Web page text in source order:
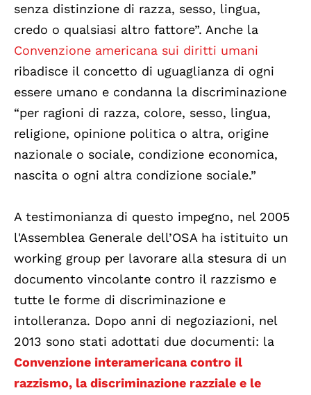
senza distinzione di razza, sesso, lingua,
credo o qualsiasi altro fattore”. Anche la
Convenzione americana sui diritti umani
ribadisce il concetto di uguaglianza di ogni
essere umano e condanna la discriminazione
“per ragioni di razza, colore, sesso, lingua,
religione, opinione politica o altra, origine
nazionale o sociale, condizione economica,
nascita o ogni altra condizione sociale.”
A testimonianza di questo impegno, nel 2005
l'Assemblea Generale dell’OSA ha istituito un
working group per lavorare alla stesura di un
documento vincolante contro il razzismo e
tutte le forme di discriminazione e
intolleranza. Dopo anni di negoziazioni, nel
2013 sono stati adottati due documenti: la
Convenzione interamericana contro il
razzismo, la discriminazione razziale e le